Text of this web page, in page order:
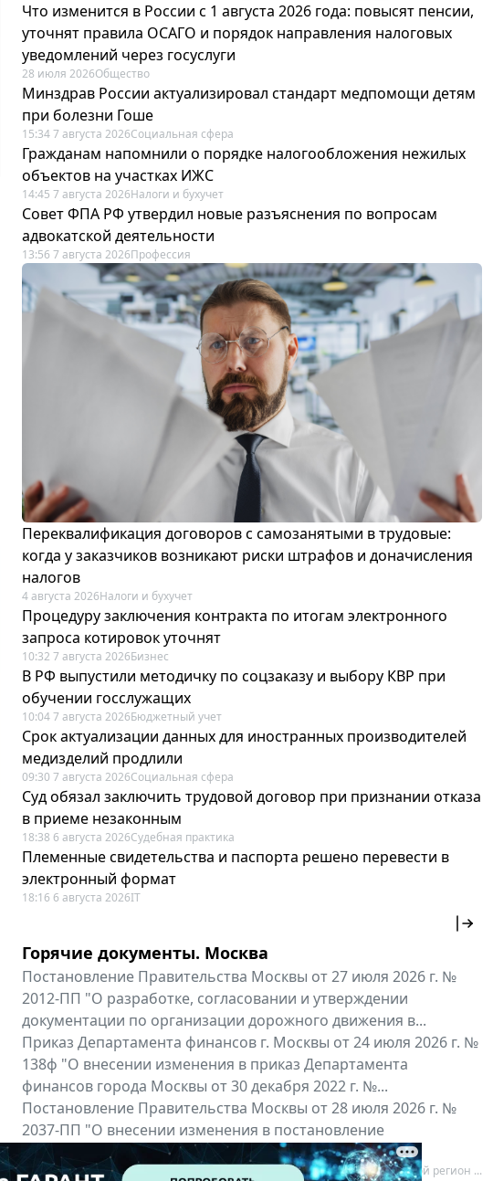
Что изменится в России с 1 августа 2026 года: повысят пенсии,
уточнят правила ОСАГО и порядок направления налоговых
уведомлений через госуслуги
28 июля 2026Общество
Минздрав России актуализировал стандарт медпомощи детям
при болезни Гоше
15:34 7 августа 2026Социальная сфера
Гражданам напомнили о порядке налогообложения нежилых
объектов на участках ИЖС
14:45 7 августа 2026Налоги и бухучет
Совет ФПА РФ утвердил новые разъяснения по вопросам
адвокатской деятельности
13:56 7 августа 2026Профессия
Переквалификация договоров с самозанятыми в трудовые:
когда у заказчиков возникают риски штрафов и доначисления
налогов
4 августа 2026Налоги и бухучет
Процедуру заключения контракта по итогам электронного
запроса котировок уточнят
10:32 7 августа 2026Бизнес
В РФ выпустили методичку по соцзаказу и выбору КВР при
обучении госслужащих
10:04 7 августа 2026Бюджетный учет
Срок актуализации данных для иностранных производителей
медизделий продлили
09:30 7 августа 2026Социальная сфера
Суд обязал заключить трудовой договор при признании отказа
в приеме незаконным
18:38 6 августа 2026Судебная практика
Племенные свидетельства и паспорта решено перевести в
электронный формат
18:16 6 августа 2026IT
Горячие документы. Москва
Постановление Правительства Москвы от 27 июля 2026 г. №
2012-ПП "О разработке, согласовании и утверждении
документации по организации дорожного движения в...
Приказ Департамента финансов г. Москвы от 24 июля 2026 г. №
138ф "О внесении изменения в приказ Департамента
финансов города Москвы от 30 декабря 2022 г. №...
Постановление Правительства Москвы от 28 июля 2026 г. №
2037-ПП "О внесении изменения в постановление
Правительства Москвы от 26 июля 2011 г. № 334-ПП"
Все региональные документы Мой регион ...